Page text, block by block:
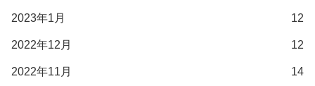
2023年1月 12
2022年12月 12
2022年11月 14